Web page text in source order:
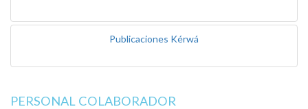
Publicaciones Kérwá
PERSONAL COLABORADOR